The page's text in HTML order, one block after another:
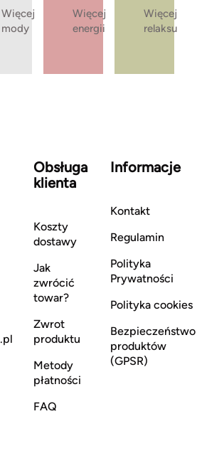
Więcej
mody
Więcej
energii
Więcej
relaksu
Obsługa
klienta
Koszty
dostawy
Jak
zwrócić
towar?
Zwrot
produktu
Metody
płatności
FAQ
Informacje
Kontakt
Regulamin
Polityka
Prywatności
Polityka cookies
Bezpieczeństwo
produktów
(GPSR)